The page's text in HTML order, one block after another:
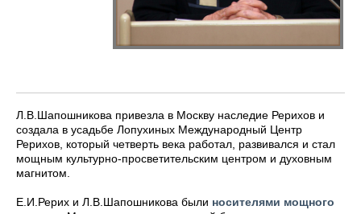
Л.В.Шапошникова привезла в Москву наследие Рерихов и
создала в усадьбе Лопухиных Международный Центр
Рерихов, который четверть века работал, развивался и стал
мощным культурно-просветительским центром и духовным
магнитом.
Е.И.Рерих и Л.В.Шапошникова были носителями мощного